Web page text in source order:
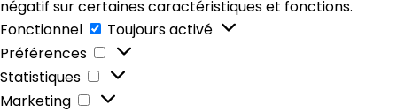
négatif sur certaines caractéristiques et fonctions.
Fonctionnel
Fonctionnel
Toujours activé
Préférences
Préférences
Statistiques
Statistiques
Marketing
Marketing